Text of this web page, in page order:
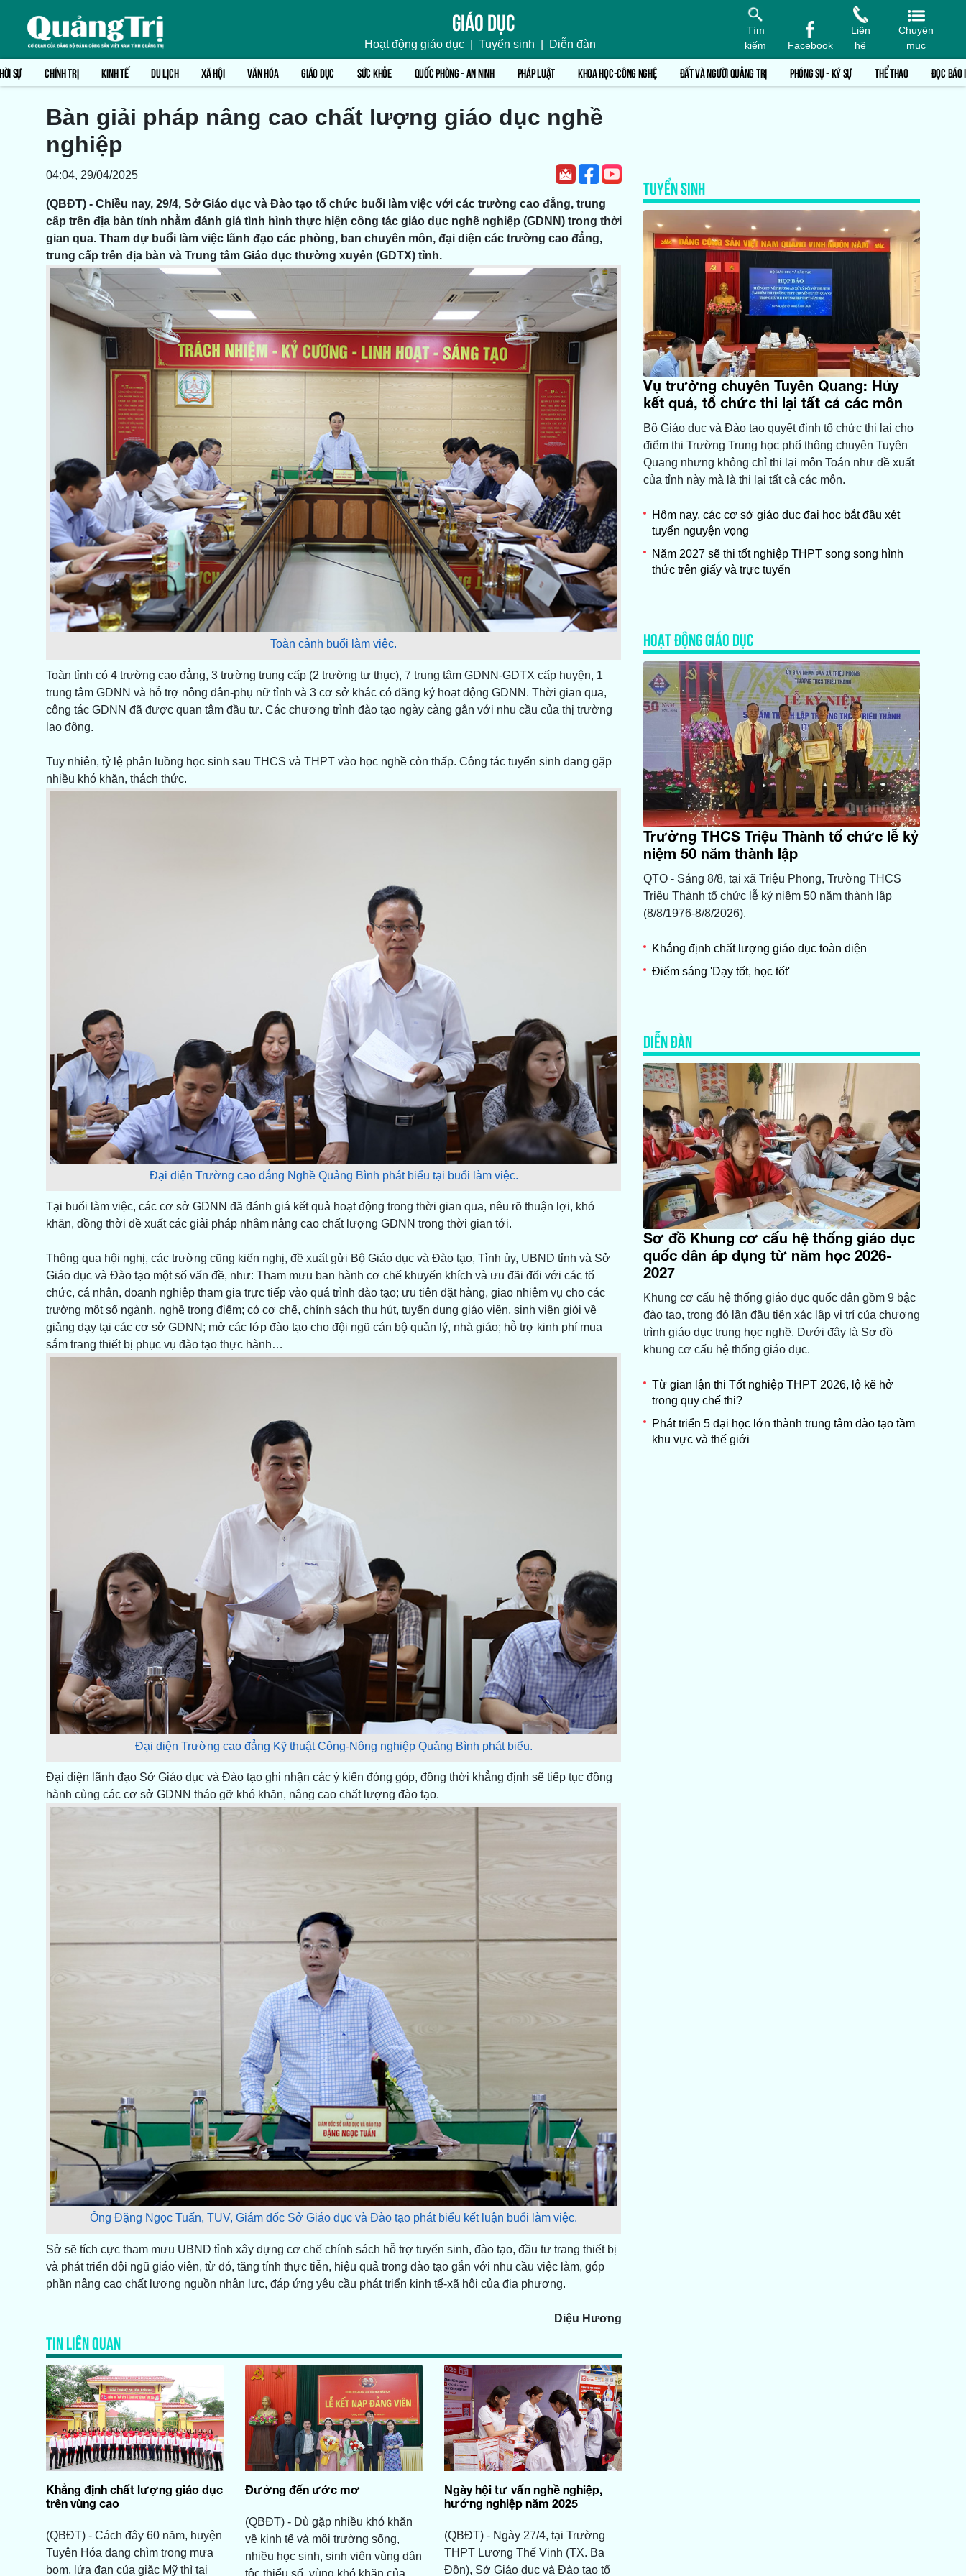
Giáo dục
Hoạt động giáo dục Tuyển sinh Diễn đàn
Tìm
kiếm
Facebook
Liên
hệ
Chuyên
mục
SỰ CHÍNH TRỊ KINH TẾ DU LỊCH XÃ HỘI VĂN HÓA GIÁO DỤC SỨC KHỎE QUỐC PHÒNG - AN NINH PHÁP LUẬT KHOA HỌC-CÔNG NGHỆ ĐẤT VÀ NGƯỜI QUẢNG TRỊ PHÓNG SỰ - KÝ SỰ THỂ THAO ĐỌC BÁO
Bàn giải pháp nâng cao chất lượng giáo dục nghề
nghiệp
04:04, 29/04/2025
(QBĐT) - Chiều nay, 29/4, Sở Giáo dục và Đào tạo tổ chức buổi làm việc với các trường cao đẳng, trung
cấp trên địa bàn tỉnh nhằm đánh giá tình hình thực hiện công tác giáo dục nghề nghiệp (GDNN) trong thời
gian qua. Tham dự buổi làm việc lãnh đạo các phòng, ban chuyên môn, đại diện các trường cao đẳng,
trung cấp trên địa bàn và Trung tâm Giáo dục thường xuyên (GDTX) tỉnh.
Toàn cảnh buổi làm việc.
Toàn tỉnh có 4 trường cao đẳng, 3 trường trung cấp (2 trường tư thục), 7 trung tâm GDNN-GDTX cấp huyện, 1
trung tâm GDNN và hỗ trợ nông dân-phụ nữ tỉnh và 3 cơ sở khác có đăng ký hoạt động GDNN. Thời gian qua,
công tác GDNN đã được quan tâm đầu tư. Các chương trình đào tạo ngày càng gắn với nhu cầu của thị trường
lao động.
Tuy nhiên, tỷ lệ phân luồng học sinh sau THCS và THPT vào học nghề còn thấp. Công tác tuyển sinh đang gặp
nhiều khó khăn, thách thức.
Đại diện Trường cao đẳng Nghề Quảng Bình phát biểu tại buổi làm việc.
Tại buổi làm việc, các cơ sở GDNN đã đánh giá kết quả hoạt động trong thời gian qua, nêu rõ thuận lợi, khó
khăn, đồng thời đề xuất các giải pháp nhằm nâng cao chất lượng GDNN trong thời gian tới.
Thông qua hội nghị, các trường cũng kiến nghị, đề xuất gửi Bộ Giáo dục và Đào tạo, Tỉnh ủy, UBND tỉnh và Sở
Giáo dục và Đào tạo một số vấn đề, như: Tham mưu ban hành cơ chế khuyến khích và ưu đãi đối với các tổ
chức, cá nhân, doanh nghiệp tham gia trực tiếp vào quá trình đào tạo; ưu tiên đặt hàng, giao nhiệm vụ cho các
trường một số ngành, nghề trọng điểm; có cơ chế, chính sách thu hút, tuyển dụng giáo viên, sinh viên giỏi về
giảng dạy tại các cơ sở GDNN; mở các lớp đào tạo cho đội ngũ cán bộ quản lý, nhà giáo; hỗ trợ kinh phí mua
sắm trang thiết bị phục vụ đào tạo thực hành…
Đại diện Trường cao đẳng Kỹ thuật Công-Nông nghiệp Quảng Bình phát biểu.
Đại diện lãnh đạo Sở Giáo dục và Đào tạo ghi nhận các ý kiến đóng góp, đồng thời khẳng định sẽ tiếp tục đồng
hành cùng các cơ sở GDNN tháo gỡ khó khăn, nâng cao chất lượng đào tạo.
Ông Đặng Ngọc Tuấn, TUV, Giám đốc Sở Giáo dục và Đào tạo phát biểu kết luận buổi làm việc.
Sở sẽ tích cực tham mưu UBND tỉnh xây dựng cơ chế chính sách hỗ trợ tuyển sinh, đào tạo, đầu tư trang thiết bị
và phát triển đội ngũ giáo viên, từ đó, tăng tính thực tiễn, hiệu quả trong đào tạo gắn với nhu cầu việc làm, góp
phần nâng cao chất lượng nguồn nhân lực, đáp ứng yêu cầu phát triển kinh tế-xã hội của địa phương.
Diệu Hương
TIN LIÊN QUAN
Khẳng định chất lượng giáo dục
trên vùng cao
(QBĐT) - Cách đây 60 năm, huyện
Tuyên Hóa đang chìm trong mưa
bom, lửa đạn của giặc Mỹ thì tại
Đường đến ước mơ
(QBĐT) - Dù gặp nhiều khó khăn
về kinh tế và môi trường sống,
nhiều học sinh, sinh viên vùng dân
Ngày hội tư vấn nghề nghiệp,
hướng nghiệp năm 2025
(QBĐT) - Ngày 27/4, tại Trường
THPT Lương Thế Vinh (TX. Ba
Đồn), Sở Giáo dục và Đào tạo tổ
TUYỂN SINH
Vụ trường chuyên Tuyên Quang: Hủy
kết quả, tổ chức thi lại tất cả các môn
Bộ Giáo dục và Đào tạo quyết định tổ chức thi lại cho
điểm thi Trường Trung học phổ thông chuyên Tuyên
Quang nhưng không chỉ thi lại môn Toán như đề xuất
của tỉnh này mà là thi lại tất cả các môn.
Hôm nay, các cơ sở giáo dục đại học bắt đầu xét
tuyển nguyện vọng
Năm 2027 sẽ thi tốt nghiệp THPT song song hình
thức trên giấy và trực tuyến
HOẠT ĐỘNG GIÁO DỤC
Trường THCS Triệu Thành tổ chức lễ kỷ
niệm 50 năm thành lập
QTO - Sáng 8/8, tại xã Triệu Phong, Trường THCS
Triệu Thành tổ chức lễ kỷ niệm 50 năm thành lập
(8/8/1976-8/8/2026).
Khẳng định chất lượng giáo dục toàn diện
Điểm sáng 'Dạy tốt, học tốt'
DIỄN ĐÀN
Sơ đồ Khung cơ cấu hệ thống giáo dục
quốc dân áp dụng từ năm học 2026-
2027
Khung cơ cấu hệ thống giáo dục quốc dân gồm 9 bậc
đào tạo, trong đó lần đầu tiên xác lập vị trí của chương
trình giáo dục trung học nghề. Dưới đây là Sơ đồ
khung cơ cấu hệ thống giáo dục.
Từ gian lận thi Tốt nghiệp THPT 2026, lộ kẽ hở
trong quy chế thi?
Phát triển 5 đại học lớn thành trung tâm đào tạo tầm
khu vực và thế giới